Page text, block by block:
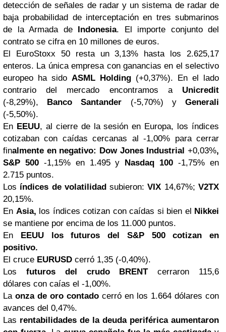
detección de señales de radar y un sistema de radar de
baja probabilidad de interceptación en tres submarinos
de la Armada de Indonesia. El importe conjunto del
contrato se cifra en 10 millones de euros.
El EuroStoxx 50 resta un 3,13% hasta los 2.625,17
enteros. La única empresa con ganancias en el selectivo
europeo ha sido ASML Holding (+0,37%). En el lado
contrario del mercado encontramos a Unicredit
(-8,29%), Banco Santander (-5,70%) yGenerali
(-5,50%).
En EEUU, al cierre de la sesión en Europa, los índices
cotizaban con caídas cercanas al -1,00% para cerrar
finalmente en negativo: Dow Jones Industrial +0,03%,
S&P 500-1,15% en 1.495 y Nasdaq 100 -1,75% en
2.715 puntos.
Los índices de volatilidadsubieron:VIX 14,67%;V2TX
20,15%.
En Asia, los índices cotizan con caídas si bien el Nikkei
se mantiene por encima de los 11.000 puntos.
En EEUU los futuros del S&P 500 cotizan en
positivo.
El cruce EURUSD cerró 1,35 (-0,40%).
Los futuros del crudo BRENTcerraron 115,6
dólares con caías el -1,00%.
La onza de oro contado cerró en los 1.664 dólares con
avances del 0,47%.
Las rentabilidades de la deuda periférica aumentaron